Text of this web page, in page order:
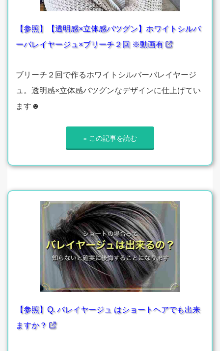
【参照】【透明感×立体感バツグン】ホワイトシルバ
ーバレイヤージュ×ブリーチ２回 ※動画有
ブリーチ２回で作るホワイトシルバーバレイヤージ
ュ。透明感×立体感バツグンなデザインに仕上げてい
ます☻
» この記事を読む
【参照】Q. バレイヤージュ はショートヘアでも出来
ますか？